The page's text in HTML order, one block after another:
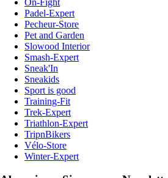
Padel-Expert
Pecheur-Store
Pet and Garden
Slowood Interior
Smash-Expert
Sneak'In
Sneakids
Sport is good
Training-Fit
Trek-Expert
Triathlon-Expert
TripnBikers
Vélo-Store
Winter-Expert